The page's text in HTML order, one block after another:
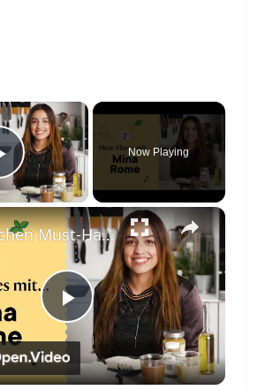
×
Video
Now Playing
×
Play
Video
7 Kitchen Must-Haves (Vegan Edition) mit @Mina_Rome